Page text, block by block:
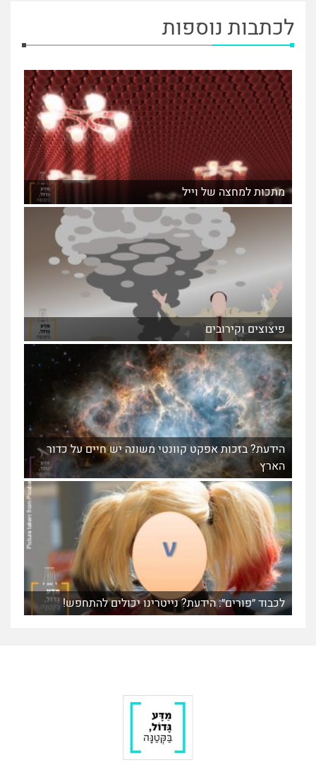
לכתבות נוספות
מתכות למחצה של וייל
פיצוצים וקירובים
הידעת? בזכות אפקט קוונטי משונה יש חיים על כדור
הארץ
לכבוד ״פורים״: הידעת? נייטרינו יכולים להתחפש!